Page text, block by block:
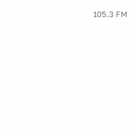
105.3 FM